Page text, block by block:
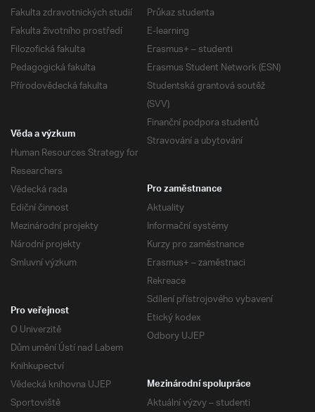
Fakulta zdravotnických studií
Fakulta životního prostředí
Filozofická fakulta
Pedagogická fakulta
Přírodovědecká fakulta
Průkaz studenta
E-learning
Erasmus+ – studenti
Erasmus Student Network (ESN)
Studentská grantová soutěž
(SVV)
Finanční podpora studentů
Stravování a ubytování
Věda a výzkum
Human Resources Strategy for
Researchers
Vědecká rada
Ediční činnost
Mezinárodní projekty
Národní projekty
Smluvní výzkum
Pro zaměstnance
Aktuality
Informační systémy
Kurzy pro zaměstnance
Erasmus+ – zaměstnaci
Rekreace
Sdílení přístrojového vybavení
Etický kodex
Odbory UJEP
Pro veřejnost
O Univerzitě
Dům umění Ústí nad Labem
Knihkupectví
Vědecká knihovna UJEP
Sportoviště
Mezinárodní spolupráce
Aktuální výzvy – studenti